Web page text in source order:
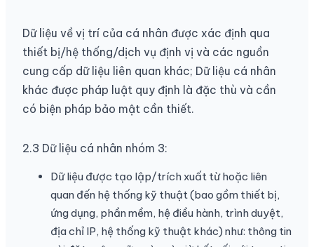
Dữ liệu về vị trí của cá nhân được xác định qua
thiết bị/hệ thống/dịch vụ định vị và các nguồn
cung cấp dữ liệu liên quan khác; Dữ liệu cá nhân
khác được pháp luật quy định là đặc thù và cần
có biện pháp bảo mật cần thiết.
2.3 Dữ liệu cá nhân nhóm 3:
Dữ liệu được tạo lập/trích xuất từ hoặc liên
quan đến hệ thống kỹ thuật (bao gồm thiết bị,
ứng dụng, phần mềm, hệ điều hành, trình duyệt,
địa chỉ IP, hệ thống kỹ thuật khác) như: thông tin